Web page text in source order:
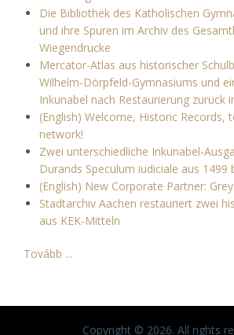
Die Bibliothek des Katholischen
und ihre Spuren im Archiv des
Wiegendrucke
Mercator-Atlas aus historischer
Wilhelm-Dörpfeld-Gymnasiums und
Inkunabel nach Restaurierung zurück
(English) Welcome, Historic Records,
network!
Zwei unterschiedliche Inkunabel-
Durands Speculum iudiciale aus 1499
(English) New Corporate Partner:
Stadtarchiv Aachen restauriert zwei
aus KEK-Mitteln
Tovább ...
Copyright © 2026. All rights